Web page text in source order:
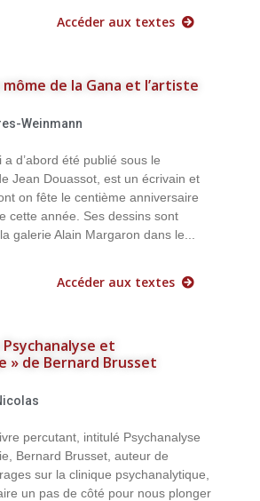
Accéder aux textes
môme de la Gana et l’artiste
Weinmann
d’abord été publié sous le
Jean Douassot, est un écrivain et
on fête le centième anniversaire
cette année. Ses dessins sont
galerie Alain Margaron dans le...
Accéder aux textes
Psychanalyse et
» de Bernard Brusset
percutant, intitulé Psychanalyse
Bernard Brusset, auteur de
sur la clinique psychanalytique,
un pas de côté pour nous plonger